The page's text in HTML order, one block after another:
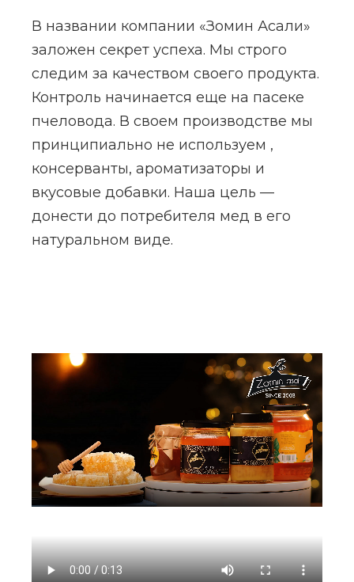
В названии компании «Зомин Асали»
заложен секрет успеха. Мы строго
следим за качеством своего продукта.
Контроль начинается еще на пасеке
пчеловода. В своем производстве мы
принципиально не используем ,
консерванты, ароматизаторы и
вкусовые добавки. Наша цель —
донести до потребителя мед в его
натуральном виде.